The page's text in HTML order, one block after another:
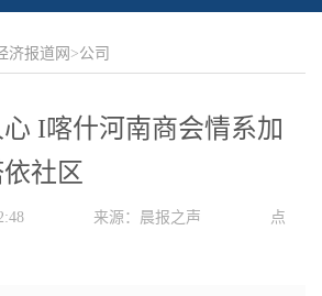
济报道网 >公司
I喀什河南商会情系加
社区
来源：晨报之声
点